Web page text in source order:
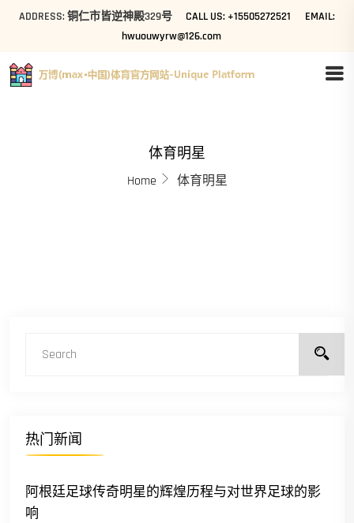
ADDRESS: 铜仁市皆逆神殿329号 CALL US: +15505272521
EMAIL:
hwuouwyrw@126.com
体育明星
Home 体育明星
热门新闻
阿根廷足球传奇明星的辉煌历程与对世界足球的影
响